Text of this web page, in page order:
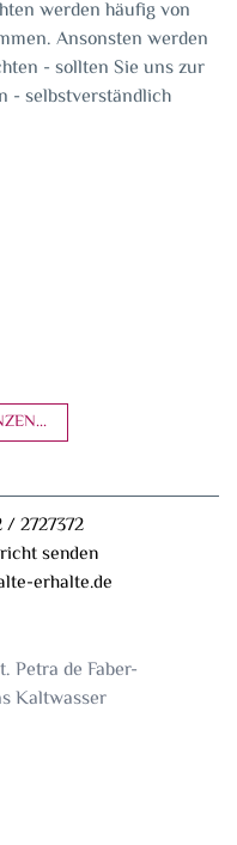
werden häufig von
Ansonsten werden
- sollten Sie uns zur
- selbstverständlich
2727372
senden
erhalte.de
Petra de Faber-
Kaltwasser